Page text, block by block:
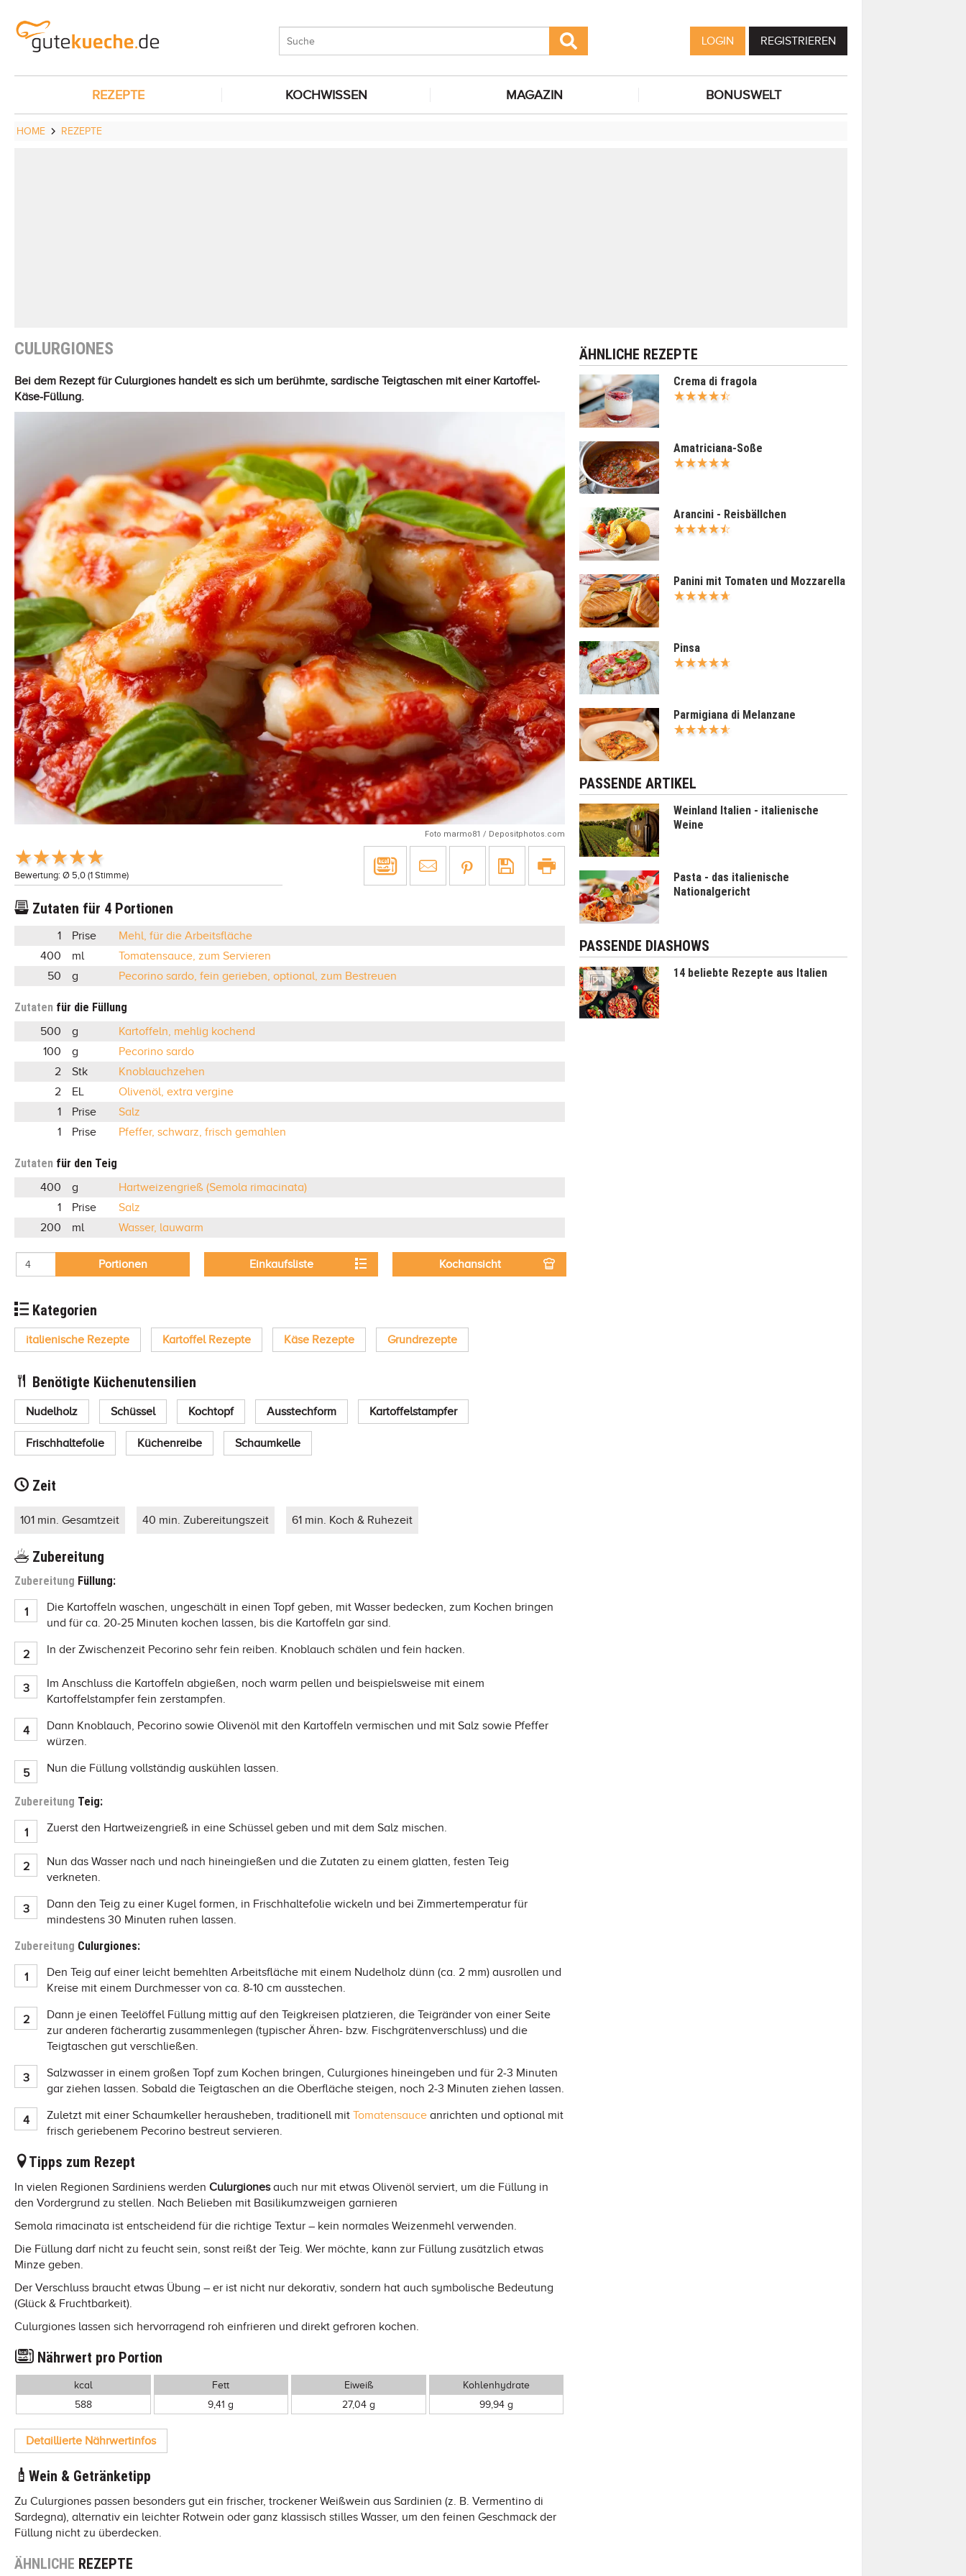
LOGIN REGISTRIEREN
REZEPTE KOCHWISSEN MAGAZIN BONUSWELT
HOME REZEPTE
CULURGIONES
Bei dem Rezept für Culurgiones handelt es sich um berühmte, sardische Teigtaschen mit einer Kartoffel-
Käse-Füllung.
Foto marmo81 / Depositphotos.com
Bewertung: Ø 5,0 (1 Stimme)
Zutaten für 4 Portionen
1 Prise
Mehl, für die Arbeitsfläche
400
ml
Tomatensauce, zum Servieren
50
g Pecorino sardo, fein gerieben, optional, zum Bestreuen
Zutaten für die Füllung
500 g
Kartoffeln, mehlig kochend
100
g
Pecorino sardo
2
Stk
Knoblauchzehen
2
EL
Olivenöl, extra vergine
1
Prise
Salz
1
Prise Pfeffer, schwarz, frisch gemahlen
Zutaten für den Teig
400 g
Hartweizengrieß (Semola rimacinata)
1
Prise
Salz
200
ml Wasser, lauwarm
Portionen Einkaufsliste Kochansicht
Kategorien
italienische Rezepte Kartoffel Rezepte Käse Rezepte Grundrezepte
Benötigte Küchenutensilien
Nudelholz Schüssel Kochtopf Ausstechform Kartoffelstampfer
Frischhaltefolie Küchenreibe Schaumkelle
Zeit
101 min. Gesamtzeit 40 min. Zubereitungszeit 61 min. Koch & Ruhezeit
Zubereitung
Zubereitung Füllung:
Die Kartoffeln waschen, ungeschält in einen Topf geben, mit Wasser bedecken, zum Kochen bringen
und für ca. 20-25 Minuten kochen lassen, bis die Kartoffeln gar sind.
In der Zwischenzeit Pecorino sehr fein reiben. Knoblauch schälen und fein hacken.
Im Anschluss die Kartoffeln abgießen, noch warm pellen und beispielsweise mit einem
Kartoffelstampfer fein zerstampfen.
Dann Knoblauch, Pecorino sowie Olivenöl mit den Kartoffeln vermischen und mit Salz sowie Pfeffer
würzen.
Nun die Füllung vollständig auskühlen lassen.
Zubereitung Teig:
Zuerst den Hartweizengrieß in eine Schüssel geben und mit dem Salz mischen.
Nun das Wasser nach und nach hineingießen und die Zutaten zu einem glatten, festen Teig
verkneten.
Dann den Teig zu einer Kugel formen, in Frischhaltefolie wickeln und bei Zimmertemperatur für
mindestens 30 Minuten ruhen lassen.
Zubereitung Culurgiones:
Den Teig auf einer leicht bemehlten Arbeitsfläche mit einem Nudelholz dünn (ca. 2 mm) ausrollen und
Kreise mit einem Durchmesser von ca. 8-10 cm ausstechen.
Dann je einen Teelöffel Füllung mittig auf den Teigkreisen platzieren, die Teigränder von einer Seite
zur anderen fächerartig zusammenlegen (typischer Ähren- bzw. Fischgrätenverschluss) und die
Teigtaschen gut verschließen.
Salzwasser in einem großen Topf zum Kochen bringen, Culurgiones hineingeben und für 2-3 Minuten
gar ziehen lassen. Sobald die Teigtaschen an die Oberfläche steigen, noch 2-3 Minuten ziehen lassen.
Zuletzt mit einer Schaumkeller herausheben, traditionell mit Tomatensauce anrichten und optional mit
frisch geriebenem Pecorino bestreut servieren.
Tipps zum Rezept
In vielen Regionen Sardiniens werden Culurgionesauch nur mit etwas Olivenöl serviert, um die Füllung in
den Vordergrund zu stellen. Nach Belieben mit Basilikumzweigen garnieren
Semola rimacinata ist entscheidend für die richtige Textur – kein normales Weizenmehl verwenden.
Die Füllung darf nicht zu feucht sein, sonst reißt der Teig. Wer möchte, kann zur Füllung zusätzlich etwas
Minze geben.
Der Verschluss braucht etwas Übung – er ist nicht nur dekorativ, sondern hat auch symbolische Bedeutung
(Glück & Fruchtbarkeit).
Culurgiones lassen sich hervorragend roh einfrieren und direkt gefroren kochen.
Nährwert pro Portion
kcal
588
Fett
9,41 g
Eiweiß
27,04 g
Kohlenhydrate
99,94 g
Detaillierte Nährwertinfos
Wein & Getränketipp
Zu Culurgiones passen besonders gut ein frischer, trockener Weißwein aus Sardinien (z. B. Vermentino di
Sardegna), alternativ ein leichter Rotwein oder ganz klassisch stilles Wasser, um den feinen Geschmack der
Füllung nicht zu überdecken.
ÄHNLICHE REZEPTE
ÄHNLICHE REZEPTE
Crema di fragola
Amatriciana-Soße
Arancini - Reisbällchen
Panini mit Tomaten und Mozzarella
Pinsa
Parmigiana di Melanzane
PASSENDE ARTIKEL
Weinland Italien - italienische
Weine
Pasta - das italienische
Nationalgericht
PASSENDE DIASHOWS
14 beliebte Rezepte aus Italien